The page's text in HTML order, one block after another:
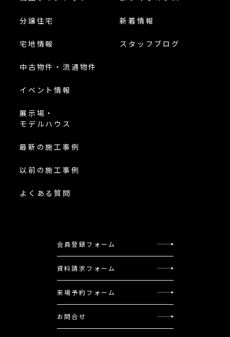
分譲住宅
宅地情報
中古物件・流通物件
イベント情報
展示場・
モデルハウス
最新の施工事例
以前の施工事例
よくある質問
新着情報
スタッフブログ
会員登録フォーム
資料請求フォーム
来場予約フォーム
お問合せ